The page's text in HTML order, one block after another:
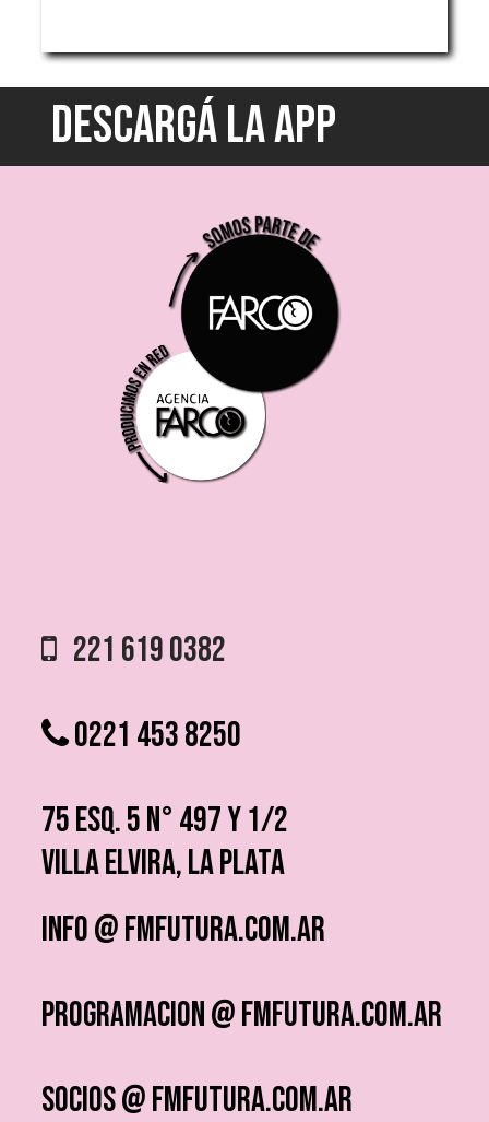
DESCARGÁ LA APP
221 619 0382
0221 453 8250
75 ESQ. 5 N° 497 y 1/2
VILLA ELVIRA, LA PLATA
info @ fmfutura.com.ar
programacion @ fmfutura.com.ar
socios @ fmfutura.com.ar